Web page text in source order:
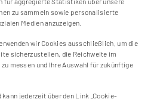
zu sammeln sowie personalisierte
Medien anzuzeigen.
wir Cookies ausschließlich, um die
sicherzustellen, die Reichweite im
messen und Ihre Auswahl für zukünftige
jederzeit über den Link „Cookie-